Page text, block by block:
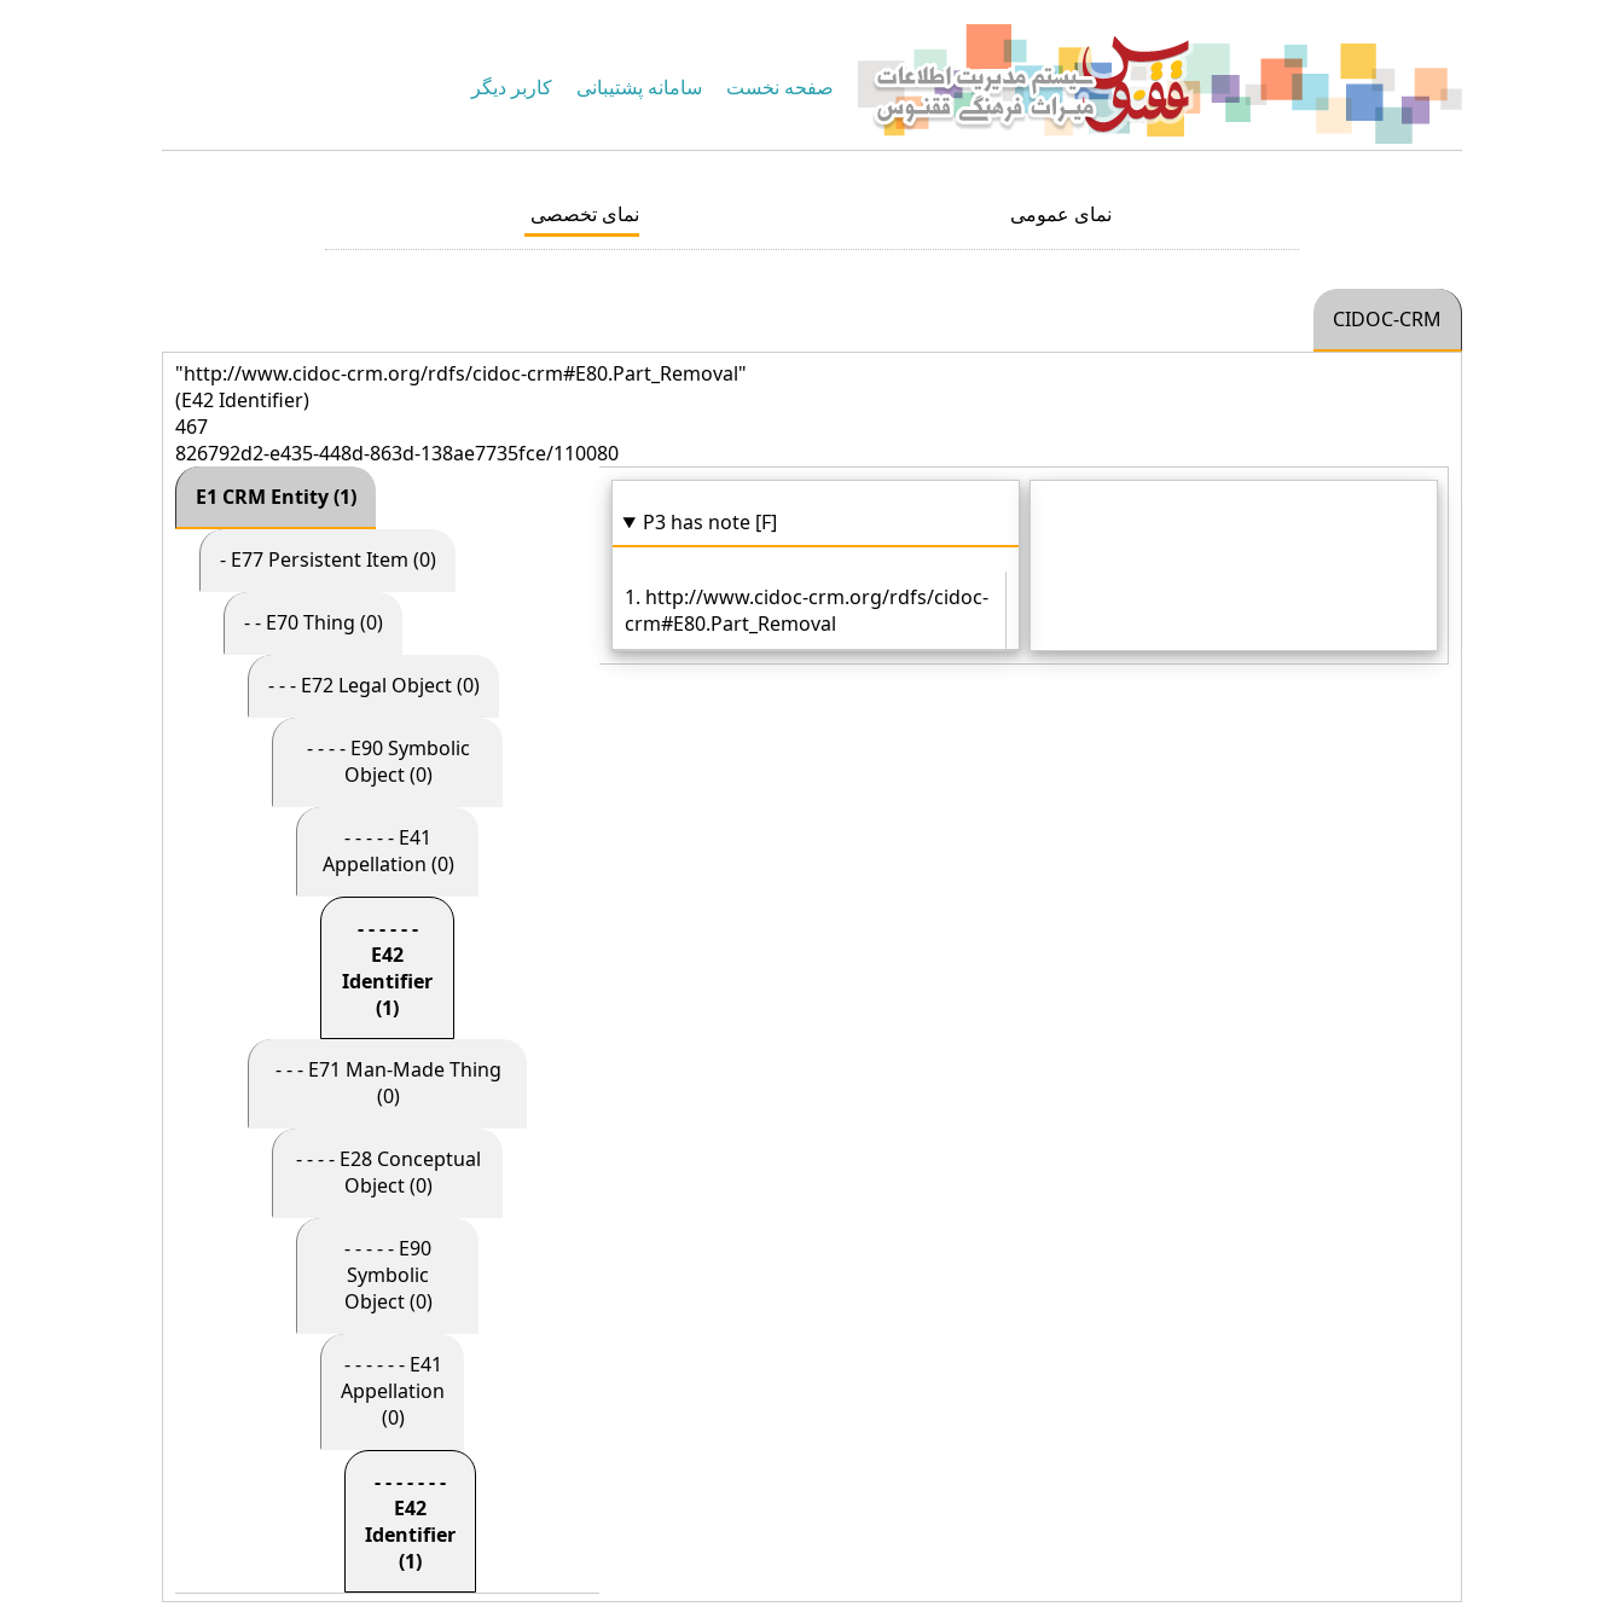
صفحه نخست سامانه پشتیبانی کاربر دیگر
نمای عمومی نمای تخصصی
CIDOC-CRM
"http://www.cidoc-crm.org/rdfs/cidoc-crm#E80.Part_Removal"
(E42 Identifier)
467
826792d2-e435-448d-863d-138ae7735fce/110080
E1 CRM Entity (1)
- E77 Persistent Item (0)
- - E70 Thing (0)
- - - E72 Legal Object (0)
- - - - E90 Symbolic
Object (0)
- - - - - E41
Appellation (0)
- - - - - -
E42
Identifier
(1)
- - - E71 Man-Made Thing
(0)
- - - - E28 Conceptual
Object (0)
- - - - - E90
Symbolic
Object (0)
- - - - - - E41
Appellation
(0)
- - - - - - -
E42
Identifier
(1)
P3 has note [F]
1. http://www.cidoc-crm.org/rdfs/cidoc-
crm#E80.Part_Removal